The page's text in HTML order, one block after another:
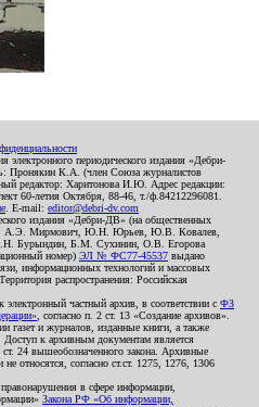
электронного периодического издания «Дебри-
Пронякин К.А. (член Союза журналистов
редактор: Харитонова И.Ю. Адрес редакции:
60-летия Октября, 88-46, т./ф.84212296081.
. E-mail: editor@debri-dv.com
издания «Дебри-ДВ» (на общественных
А.Э. Мирмович, Ю.Н. Юрьев, Ю.В. Ковалев,
Бурындин, Б.М. Сухинин, О.В. Егорова
номер) ЭЛ № ФС77-45537 выдано
информационных технологий и массовых
распространения: Российская
частный архив, в соответствии с ФЗ
, согласно п. 2 ст. 13 «Создание архивов».
газет и журналов, изданные книги, а также
к архивным документам является
24 вышеобозначенного закона. Архивные
относятся, согласно ст.ст. 1275, 1276, 1306
в сфере информации,
Закона РФ «Об информации,